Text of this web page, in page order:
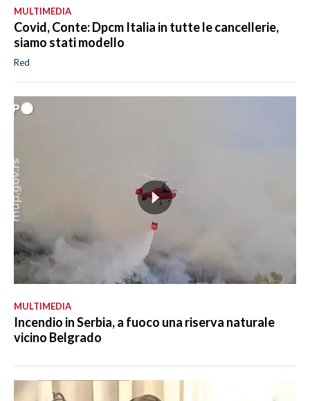
MULTIMEDIA
Covid, Conte: Dpcm Italia in tutte le cancellerie,
siamo stati modello
Red
MULTIMEDIA
Incendio in Serbia, a fuoco una riserva naturale
vicino Belgrado